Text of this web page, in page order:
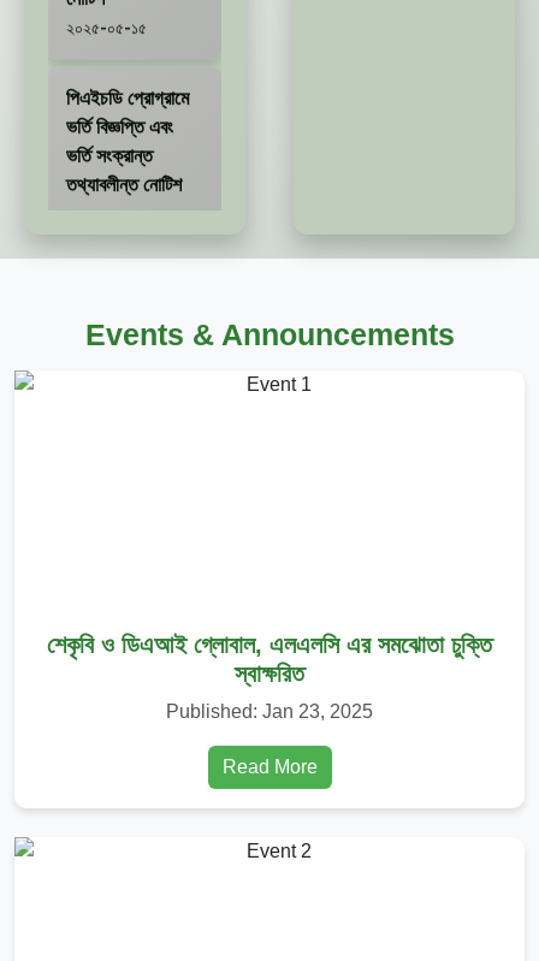
ভর্তি বিজ্ঞপ্তি এবং
ভর্তি সংক্রান্ত
২০২৫-০৫-১৫
শেকৃবি’র এমএস ও
পিএইচডি প্রোগ্রামের
সংক্রান্ত নোটিশ
উপবৃত্তি সংক্রান্ত
নোটিশ
Events & Announcements
শেকৃবি ও ডিএআই গ্লোবাল, এলএলসি এর সমঝোতা চুক্তি
স্বাক্ষরিত
Published: Jan 23, 2025
Read More